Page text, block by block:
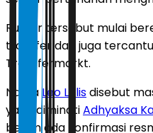
Rumor tersebut mulai
transfer dan juga
Transfermarkt.
NamaLeo Lelisdisebut
yang diminatiAdhyaksa
belum ada konfirmasi